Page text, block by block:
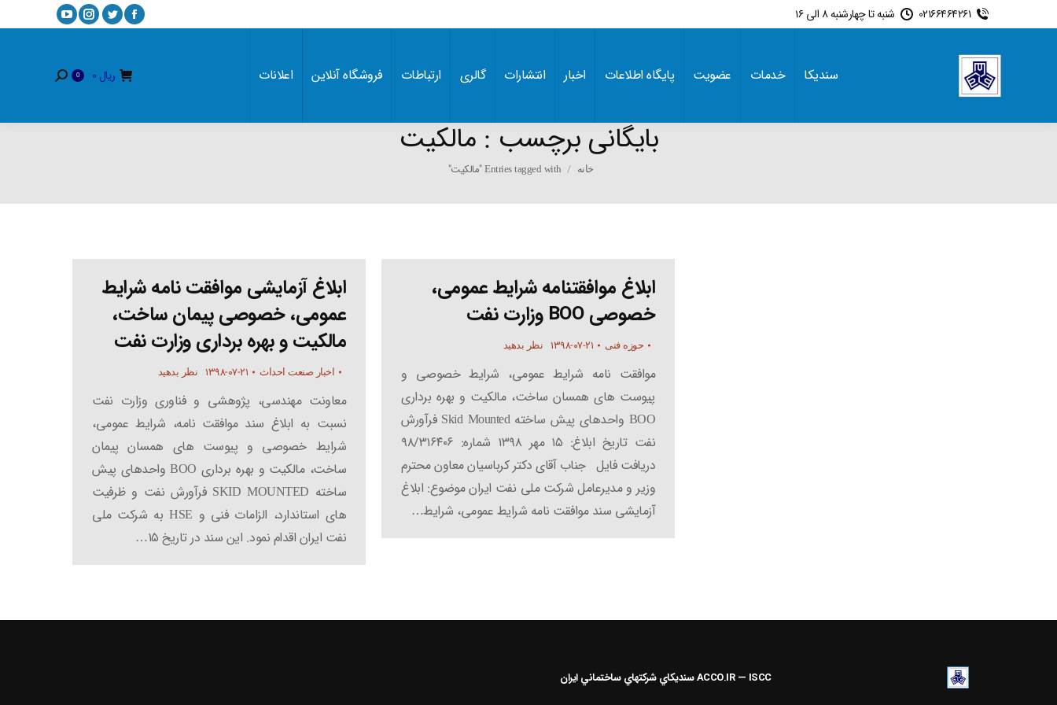
02166464261 شنبه تا چهارشنبه 8 الی 16
Facebook
in
window
Twitter
in
window
Instagram
in
window
YouTube
in
window
سندیکا خدمات عضویت پایگاه اطلاعات اخبار انتشارات گالری ارتباطات فروشگاه آنلاین اعلانات ریال 0
Search:
بایگانی برچسب : مالکیت
You are here:
خانه Entries tagged with "مالکیت"
ابلاغ آزمایشی موافقت نامه شرایط
عمومی، خصوصی پیمان ساخت،
مالکیت و بهره برداری وزارت نفت
اخبار صنعت احداث ۱۳۹۸-۰۷-۲۱ نظر بدهید
معاونت مهندسی، پژوهشی و فناوری وزارت نفت
نسبت به ابلاغ سند موافقت نامه، شرایط عمومی،
شرایط خصوصی و پیوست های همسان پیمان
ساخت، مالکیت و بهره برداری BOO واحدهای پیش
ساخته SKID MOUNTED فرآورش نفت و ظرفیت
های استاندارد، الزامات فنی و HSE به شرکت ملی
نفت ایران اقدام نمود. این سند در تاریخ ۱۵…
ابلاغ موافقتنامه شرایط عمومی،
خصوصی BOO وزارت نفت
حوزه فنی ۱۳۹۸-۰۷-۲۱ نظر بدهید
موافقت نامه شرایط عمومی، شرایط خصوصی و
پیوست های همسان ساخت، مالکیت و بهره برداری
BOO واحدهای پیش ساخته Skid Mounted فرآورش
نفت تاریخ ابلاغ: ۱۵ مهر ۱۳۹۸ شماره: ۹۸/۳۱۶۴۰۶
دریافت فایل جناب آقای دکتر کرباسیان معاون محترم
وزیر و مدیرعامل شرکت ملی نفت ایران موضوع: ابلاغ
آزمایشی سند موافقت نامه شرایط عمومی، شرایط…
ACCO.IR — ISCC سنديکاي شرکتهاي ساختماني ايران